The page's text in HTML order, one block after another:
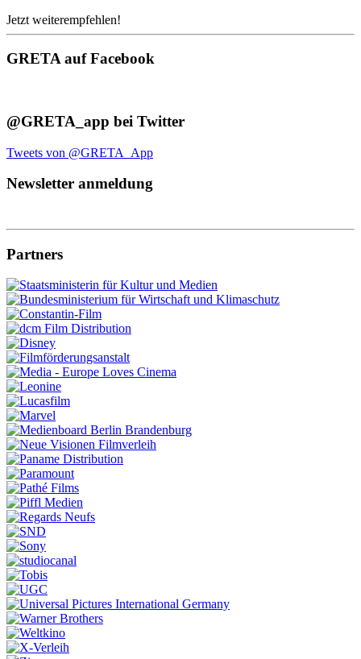
Jetzt weiterempfehlen!
GRETA auf Facebook
@GRETA_app bei Twitter
Tweets von @GRETA_App
Newsletter anmeldung
Partners